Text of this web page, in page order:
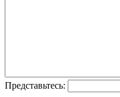
Представьтесь: